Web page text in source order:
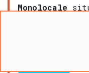
Monolocale
soggiorno con
box doccia e